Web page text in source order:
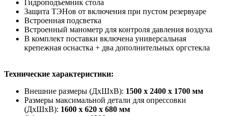
Гидроподъемник стола
Защита ТЭНов от включения при пустом резервуаре
Встроенная подсветка
Встроенный манометр для контроля давления воздуха
В комплект поставки включена универсальная
крепежная оснастка + два дополнительных оргстекла
Технические характеристики:
Внешние размеры (ДхШхВ): 1500 х 2400 х 1700 мм
Размеры максимальной детали для опрессовки
(ДхШхВ): 1600 х 620 х 680 мм